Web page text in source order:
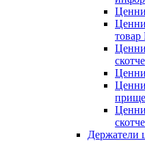
товар
скотче
Держатели